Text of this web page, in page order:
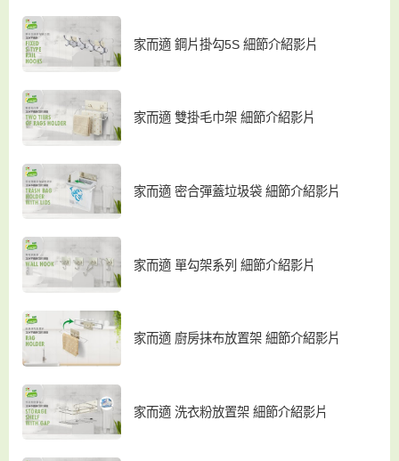
家而適 鋼片掛勾5S 細節介紹影片
家而適 雙掛毛巾架 細節介紹影片
家而適 密合彈蓋垃圾袋 細節介紹影片
家而適 單勾架系列 細節介紹影片
家而適 廚房抹布放置架 細節介紹影片
家而適 洗衣粉放置架 細節介紹影片